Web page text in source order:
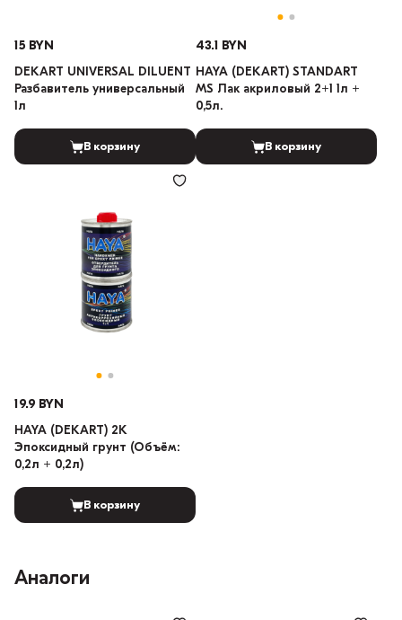
15 BYN
DEKART UNIVERSAL DILUENT
Разбавитель универсальный
1л
В корзину
43.1 BYN
HAYA (DEKART) STANDART
MS Лак акриловый 2+1 1л +
0,5л.
В корзину
19.9 BYN
HAYA (DEKART) 2K
Эпоксидный грунт (Объём:
0,2л + 0,2л)
В корзину
Аналоги